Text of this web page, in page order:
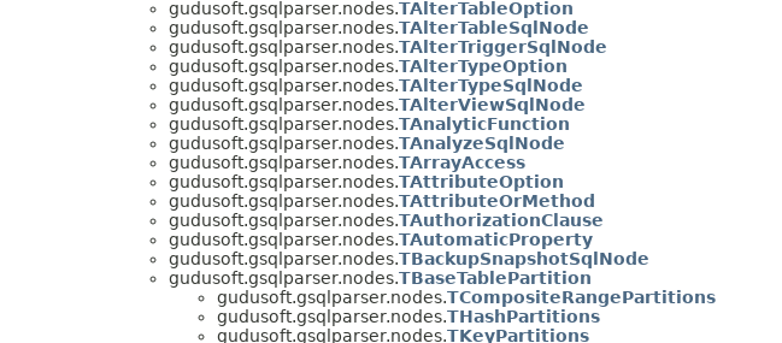
gudusoft.gsqlparser.nodes.TAlterTableOption
gudusoft.gsqlparser.nodes.TAlterTableSqlNode
gudusoft.gsqlparser.nodes.TAlterTriggerSqlNode
gudusoft.gsqlparser.nodes.TAlterTypeOption
gudusoft.gsqlparser.nodes.TAlterTypeSqlNode
gudusoft.gsqlparser.nodes.TAlterViewSqlNode
gudusoft.gsqlparser.nodes.TAnalyticFunction
gudusoft.gsqlparser.nodes.TAnalyzeSqlNode
gudusoft.gsqlparser.nodes.TArrayAccess
gudusoft.gsqlparser.nodes.TAttributeOption
gudusoft.gsqlparser.nodes.TAttributeOrMethod
gudusoft.gsqlparser.nodes.TAuthorizationClause
gudusoft.gsqlparser.nodes.TAutomaticProperty
gudusoft.gsqlparser.nodes.TBackupSnapshotSqlNode
gudusoft.gsqlparser.nodes.TBaseTablePartition
gudusoft.gsqlparser.nodes.TCompositeRangePartitions
gudusoft.gsqlparser.nodes.THashPartitions
gudusoft.gsqlparser.nodes.TKeyPartitions